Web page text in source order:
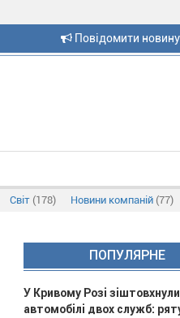
Повідомити новину
Світ (178) Новини компаній (77)
ПОПУЛЯРНЕ
У Кривому Розі
автомобілі двох служб: